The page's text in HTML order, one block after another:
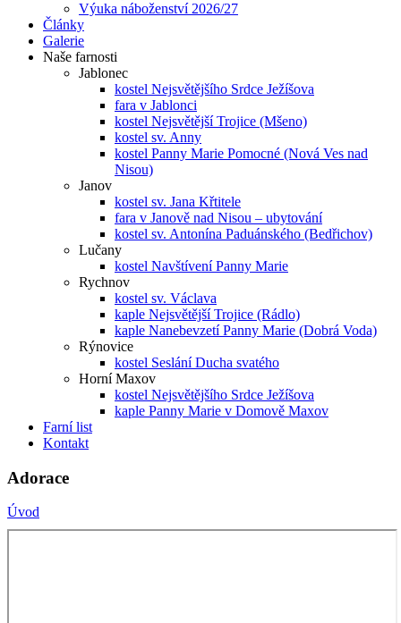
Výuka náboženství 2026/27
Články
Galerie
Naše farnosti
Jablonec
kostel Nejsvětějšího Srdce Ježíšova
fara v Jablonci
kostel Nejsvětější Trojice (Mšeno)
kostel sv. Anny
kostel Panny Marie Pomocné (Nová Ves nad
Nisou)
Janov
kostel sv. Jana Křtitele
fara v Janově nad Nisou – ubytování
kostel sv. Antonína Paduánského (Bedřichov)
Lučany
kostel Navštívení Panny Marie
Rychnov
kostel sv. Václava
kaple Nejsvětější Trojice (Rádlo)
kaple Nanebevzetí Panny Marie (Dobrá Voda)
Rýnovice
kostel Seslání Ducha svatého
Horní Maxov
kostel Nejsvětějšího Srdce Ježíšova
kaple Panny Marie v Domově Maxov
Farní list
Kontakt
Adorace
Úvod